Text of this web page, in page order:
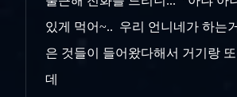
있게 먹어~.. 우리 언니네가 하는
은 것들이 들어왔다해서 거기랑
데